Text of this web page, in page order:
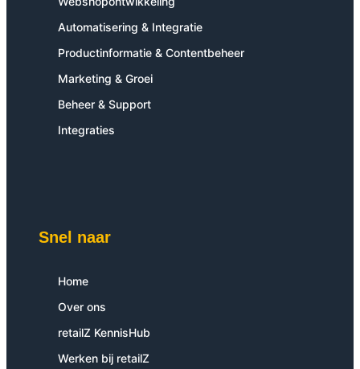
Automatisering & Integratie
Productinformatie & Contentbeheer
Marketing & Groei
Beheer & Support
Integraties
Snel naar
Home
Over ons
retailZ KennisHub
Werken bij retailZ